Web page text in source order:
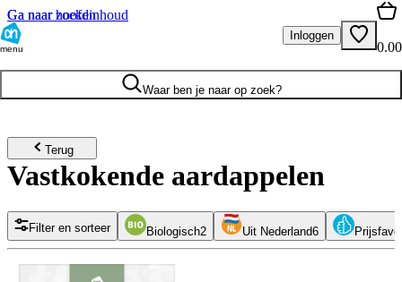
Ga naar hoofdinhoud
Ga naar zoeken
menu
Inloggen
0.00
Waar ben je naar op zoek?
Terug
Vastkokende aardappelen
Filter en sorteer Biologisch2 Uit Nederland6